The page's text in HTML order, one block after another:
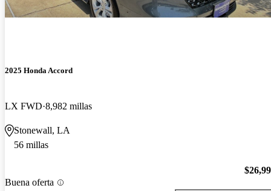
2025 Honda Accord
LX FWD 8,982 millas
Stonewall, LA
56 millas
Buena oferta